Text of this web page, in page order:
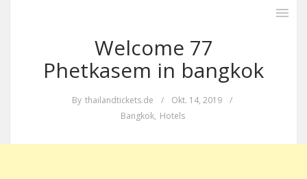
Welcome 77
Phetkasem in bangkok
By thailandtickets.de / Okt. 14, 2019
/
Bangkok, Hotels